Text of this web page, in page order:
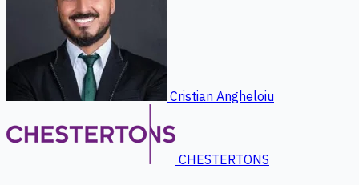
Cristian Angheloiu
CHESTERTONS